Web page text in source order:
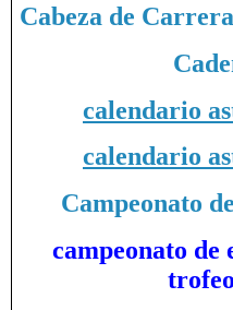
Cabeza de
calendario
calendario
Campeonato
campeonato de